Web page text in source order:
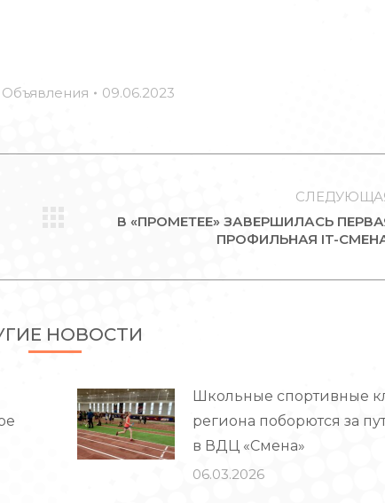
Объявления 09.06.2023
Следующая
В «ПРОМЕТЕЕ» ЗАВЕРШИЛАСЬ
ПРОФИЛЬНАЯ IT-
НОВОСТИ
Школьные спортивные
региона поборются за
в ВДЦ «Смена»
06.03.2026